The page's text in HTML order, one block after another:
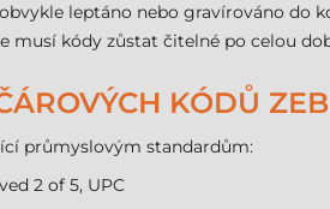
leptáno nebo gravírováno do
kódy zůstat čitelné po celou
KÓDŮ
průmyslovým standardům:
2 of 5, UPC